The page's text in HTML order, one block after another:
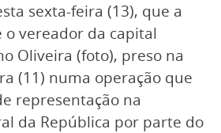
sexta-feira (13), que a
o vereador da capital
Oliveira (foto), preso na
(11) numa operação que
representação na
da República por parte do